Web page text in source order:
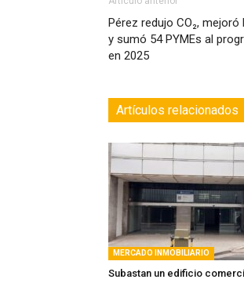
Pérez redujo CO₂,
y sumó 54 PYMEs al
en 2025
Artículos relacionados
MERCADO INMOBILIARIO
Subastan un edificio